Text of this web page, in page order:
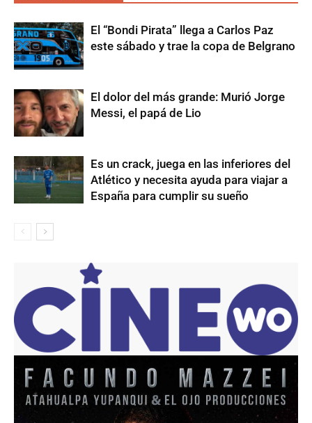
El “Bondi Pirata” llega a Carlos Paz
este sábado y trae la copa de Belgrano
El dolor del más grande: Murió Jorge
Messi, el papá de Lio
Es un crack, juega en las inferiores del
Atlético y necesita ayuda para viajar a
España para cumplir su sueño